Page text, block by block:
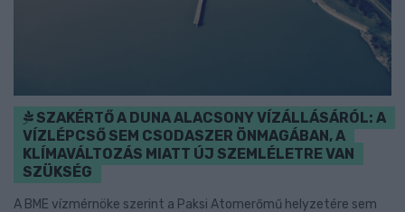
SZAKÉRTŐ A DUNA ALACSONY VÍZÁLLÁSÁRÓL: A
VÍZLÉPCSŐ SEM CSODASZER ÖNMAGÁBAN, A
KLÍMAVÁLTOZÁS MIATT ÚJ SZEMLÉLETRE VAN
SZÜKSÉG
A BME vízmérnöke szerint a Paksi Atomerőmű helyzetére sem